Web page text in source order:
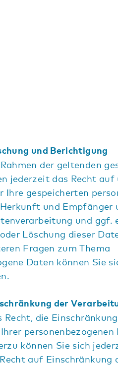
und Berichtigung
der geltenden
jederzeit das Recht
Ihre gespeicherten
und Empfänger
und ggf.
Löschung dieser
Fragen zum Thema
Daten können Sie
der
Recht, die
personenbezogenen
können Sie sich
auf Einschränkung